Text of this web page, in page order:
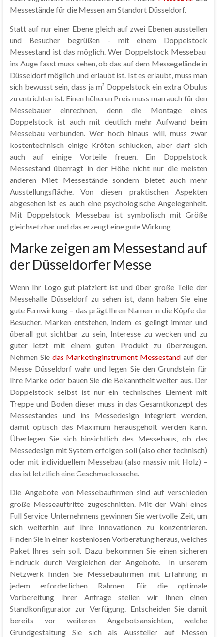
Messestände für die Messen am Standort Düsseldorf.
Statt auf nur einer Ebene gleich auf zwei Ebenen ausstellen
und Besucher begrüßen – mit einem Doppelstock
Messestand ist das möglich. Wer Doppelstock Messebau
ins Auge fasst muss sehen, ob das auf dem Messegelände in
Düsseldorf möglich und erlaubt ist. Ist es erlaubt, muss man
sich bewusst sein, dass ja m² Doppelstock ein extra Obulus
zu entrichten ist. Einen höheren Preis muss man auch für den
Messebauer einrechnen, denn die Montage eines
Doppelstock ist auch mit deutlich mehr Aufwand beim
Messebau verbunden. Wer hoch hinaus will, muss zwar
kostentechnisch einige Kröten schlucken, aber darf sich
auch auf einige Vorteile freuen. Ein Doppelstock
Messestand überragt in der Höhe nicht nur die meisten
anderen Miet Messestände sondern bietet auch mehr
Ausstellungsfläche. Von diesen praktischen Aspekten
abgesehen ist es auch eine psychologische Angelegenheit.
Mit Doppelstock Messebau ist symbolisch mit Größe
gleichsetzbar und das erzeugt eine gute Wirkung.
Marke zeigen am Messestand auf
der Düsseldorfer Messe
Wenn Ihr Logo gut platziert ist und über große Teile der
Messehalle Düsseldorf zu sehen ist, dann haben Sie eine
gute Fernwirkung – das prägt Ihren Namen in die Köpfe der
Besucher. Marken entstehen, indem es gelingt immer und
überall gut sichtbar zu sein, Interesse zu wecken und zu
guter letzt mit einem guten Produkt zu überzeugen.
Nehmen Sie das Marketinginstrument Messestand auf der
Messe Düsseldorf wahr und legen Sie den Grundstein für
Ihre Marke oder bauen Sie die Bekanntheit weiter aus. Der
Doppelstock selbst ist nur ein technisches Element mit
Treppe und Boden dieser muss in das Gesamtkonzept des
Messestandes und ins Messedesign integriert werden,
damit optisch das Maximum herausgeholt werden kann.
Überlegen Sie sich hinsichtlich des Messebaus, ob das
Messedesign mit System erfolgen soll (also eher technisch)
oder mit individuellem Messebau (also massiv mit Holz) –
das ist letztlich eine Geschmackssache.
Die Angebote von Messebaufirmen sind auf verschieden
große Messeauftritte zugeschnitten. Mit der Wahl eines
Full Service Unternehmens gewinnen Sie wertvolle Zeit, um
sich weiterhin auf Ihre Innovationen zu konzentrieren.
Finden Sie in einer kostenlosen Vorberatung heraus, welches
Paket Ihres sein soll. Dazu bekommen Sie einen sicheren
Eindruck durch Vergleichen der Angebote. In unserem
Netzwerk finden Sie Messebaufirmen mit Erfahrung in
jedem erforderlichen Rahmen. Für die optimale
Vorbereitung Ihrer Anfrage stellen wir Ihnen einen
Standkonfigurator zur Verfügung. Entscheiden Sie damit
bereits vor weiteren Angebotsansichten, welche
Grundgestaltung Sie sich als Aussteller auf Messen